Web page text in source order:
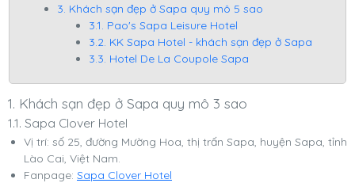
3. Khách sạn đẹp ở Sapa quy mô 5 sao
3.1. Pao's Sapa Leisure Hotel
3.2. KK Sapa Hotel - khách sạn đẹp ở Sapa
3.3. Hotel De La Coupole Sapa
1. Khách sạn đẹp ở Sapa quy mô 3 sao
1.1. Sapa Clover Hotel
Vị trí: số 25, đường Mường Hoa, thị trấn Sapa, huyện Sapa, tỉnh
Lào Cai, Việt Nam.
Fanpage: Sapa Clover Hotel